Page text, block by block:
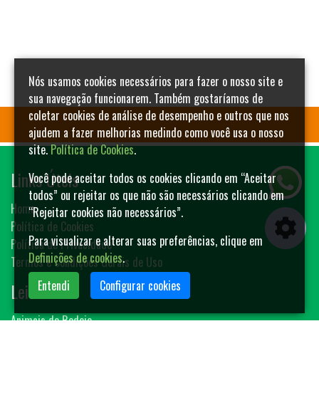
Links Úteis
Home
Política de Cookies
Política de Privacidade
Termos e Condições Gerais de Uso
Leilões
Animais de Rodeio
Nós usamos cookies necessários para fazer o nosso site e
sua navegação funcionarem. Também gostaríamos de
coletar cookies de análise de desempenho e outros que nos
ajudem a fazer melhorias medindo como você usa o nosso
site.Política de Cookies.
Você pode aceitar todos os cookies clicando em “Aceitar
todos” ou rejeitar os que não são necessários clicando em
“Rejeitar cookies não necessários”.
Para visualizar e alterar suas preferências, clique em
Definições de cookies.
Entendi
Configurar cookies